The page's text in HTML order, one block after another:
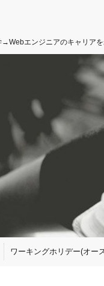
エンジニアのキャリア
ワーキングホリデー(オー